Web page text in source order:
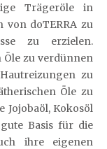
Trägeröle in
von doTERRA zu
zu erzielen.
Öle zu verdünnen
zu
Öle zu
Jojobaöl, Kokosöl
Basis für die
ihre eigenen